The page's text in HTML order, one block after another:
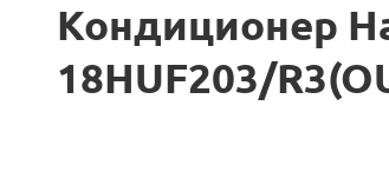
Кондиционер
18HUF203/